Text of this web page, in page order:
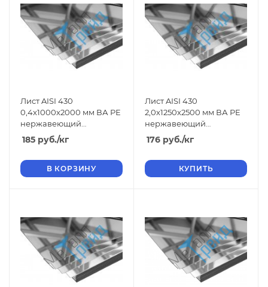
Лист AISI 430
0,4x1000x2000 мм ВА РЕ
нержавеющий
зеркальный
185 руб./кг
В КОРЗИНУ
Лист AISI 430
2,0x1250x2500 мм ВА РЕ
нержавеющий
зеркальный
176 руб./кг
КУПИТЬ